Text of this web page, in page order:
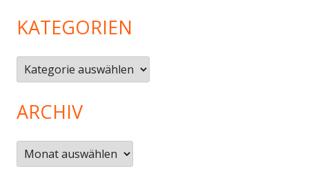
KATEGORIEN
Kategorien
ARCHIV
Archiv